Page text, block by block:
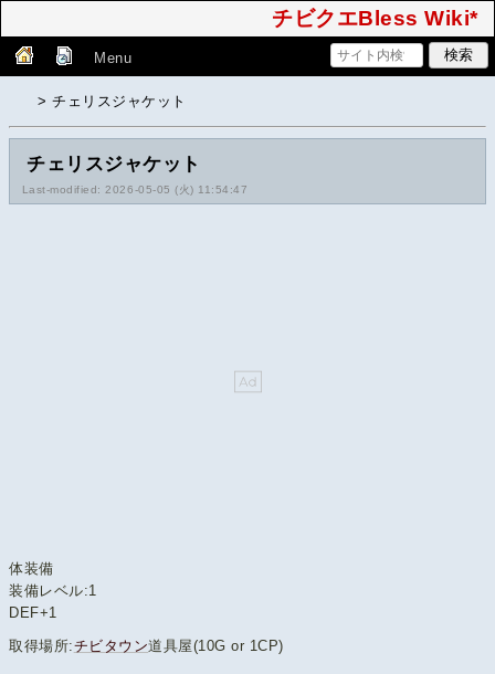
チビクエBless Wiki*
Menu
> チェリスジャケット
チェリスジャケット
Last-modified: 2026-05-05 (火) 11:54:47
体装備
装備レベル:1
DEF+1
取得場所:チビタウン道具屋(10G or 1CP)